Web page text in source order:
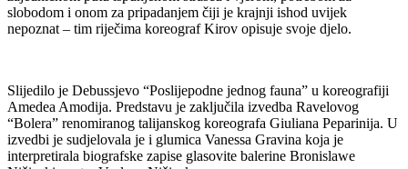
slobodom i onom za pripadanjem čiji je krajnji ishod uvijek
nepoznat – tim riječima koreograf Kirov opisuje svoje djelo.
Slijedilo je Debussjevo “Poslijepodne jednog fauna” u koreografiji
Amedea Amodija. Predstavu je zaključila izvedba Ravelovog
“Bolera” renomiranog talijanskog koreografa Giuliana Peparinija. U
izvedbi je sudjelovala je i glumica Vanessa Gravina koja je
interpretirala biografske zapise glasovite balerine Bronislawe